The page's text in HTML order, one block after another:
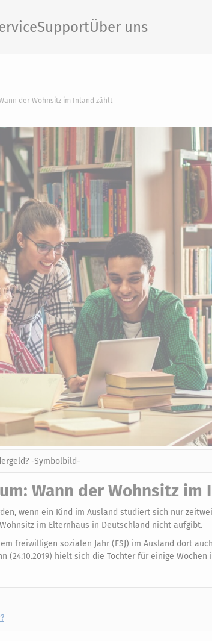
SupportÜber uns
der Wohnsitz im Inland zählt
-Symbolbild-
Wann der Wohnsitz im
wenn ein Kind im Ausland studiert sich nur
im Elternhaus in Deutschland nicht aufgibt.
freiwilligen sozialen Jahr (FSJ) im Ausland dort
(24.10.2019) hielt sich die Tochter für einige